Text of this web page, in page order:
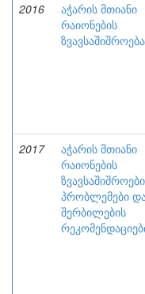
2016
აჭარის მთიანი
რაიონების
ზვავსაშიშროება
2017
აჭარის მთიანი
რაიონების
პრობლემები
შერბილების